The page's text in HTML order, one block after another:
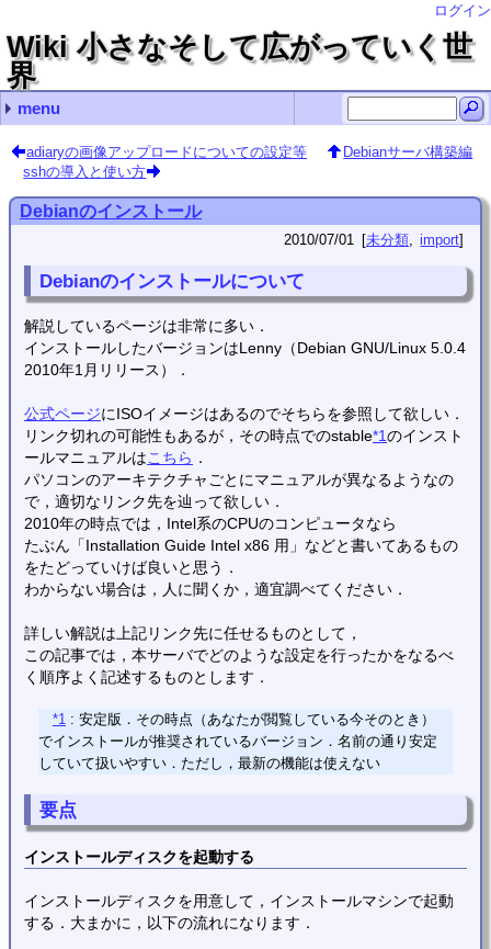
ログイン
Wiki 小さなそして広がっていく世
界
menu
最近の記事
.vimrcの記述例
画面の分割やタブの操作
nohupの使い方
exiftool（CLI付Perlライブラリ）の存在とインストール，
LaTeXで空白記号を出力する
最近のコメント
Debianサーバ構築編 name
bcで指数表示 Hirayama Hirosugu
bcで指数表示 ゴミ情報
usermod ken2kent
adiaryでTeXを使う Hirayama Hirosugu
コンテンツ
Debianに関すること
常用するようなコマンド？
Linuxの各種圧縮・展開コマンド
履歴検索いろいろ 端末でCtrl＋rとたたいた後に
nohupの使い方
管理コマンド
usermod
rsync
analog
crontab
sysv-rc-conf
find
ハードディスクの温度をDebian上で確認する（
cpufreqによるクロック周波数制御
時間制御 cronとat
シェルスクリプト
画像変換
lameでフォルダ内のwavファイルを一括変換する
Wake-on-LANの使い方
manページをPDFファイルに変換するには？
仮想端末を一時的にロックする
Debianのホームディレクトリの名前を日本語から英語に
rootにsuするとファイル名や設定ファイル内の日本語が
.bashrc編集（historyコマンドの保存行数増加とlsコマン
Debianサーバ構築編
adiary
adiaryの導入
adiaryでTeXを使う
adiaryで記事を検索する
画像・各種ファイルのUP
adiaryの画像アップロードについての設定等
Debianのインストール
sshの導入と使い方
apacheのディレクトリ一覧の文字コード指定
Debianデスクトップ構築編
Nautilusの設定
Debian LennyでUSB Audioをデフォルトにする
Debian Lennyでの動画編集
Avidemuxのメモ
Debian LennyでSE-200PCIをデフォルトにする
FirefoxをLennyにインストールする
Debianに自分でインストールしたFirefoxを更新する
プログラミング
GSLの使い方
GSLで簡単プログラミング１
GSLで簡単プログラミング2
totemのプラグインを自作？
Cのコンパイルについて
Borland C++ Compiler 5.5のインストールについて
GlibのWindowsにおけるインストールと…
クロスプラットフォーム
vim置換で改行を使う
文字数カウント
vimの簡単な使い方
vimの設定
vimのキーボードマクロ
置換で使用する正規表現の例
vimで確認しながら置換操作する
ある文字列を囲んでいる記号を別の記号に置換する
Gvimで印刷する
指定した間隔で行頭へ文字列を挿入する
ちょっと前にddで消した行を呼び出す
vimでsyntaxを追加する
vimで折畳みを使う
vimでdiffを使う
vimで行頭に一括で記号を挿入・削除
Windows版GvimでPowerShellを呼び出す．
画面の分割やタブの操作
.vimrcの記述例
GIMP
TeXdvioutのEPS表示設定
dvipdfmx(Debian)のエラー解決
TeX環境の構築
TeXの索引の書式を変更する
hyperrefは読み込ませる順番に気をつけましょう
図のcaptionを再定義する
fancyhdrでヘッダの書式指定
table環境やarray環境で行間を変更する
TeXで図をコード記述位置に強制的に出力する
dviout abort automatic font generation
TeX(LaTeX)のfigure環境で，dpiを考慮した画像幅をポ
scilab
簡単な使い方
数式をラベルに挿入
inkscape
inkscapeで数式
textextの代替
gnuplotのsvg出力でフォントを設定し，inkscapeで編
mplayer
mplayerのプレイリスト
gnuplot
gnuplotを使ってみる（実用編）
bcで指数表示
各種変換
flvファイルから音声抽出
文字コードの変換（nkfを利用して）
mp4ファイルから音声抽出
jpgをepsに変換する
ファイル名の文字コードを変更する convmv
BonTsDemuxをLinux（Debian squeeze）で使う
PNGファイルとJPGファイルをPDFファイルへ変換．
Windows関連
Windows PowerShellでファイル名を一括変更する（
回復パーティションの拡張操作（Windows10 Pro 22H2）
GNU sed をWindowsで使う
robocopyでファイルサーバにバックアップ
花子
OSの再インストール編
Excelのマクロ
Windowsのコマンドプロンプトでファイル検索
キャラ絵でCPU使用率の確認
TvRockの設定（with PT2）
dirコマンドでファイル検索をする
PDFをEPSに一括変換する
MSYSに関するメモ
自転車関連
タグ（あまり機能していません）
Linux (11)
import (112)
TeX (2)
クロスプラットフォーム (2)
vim (3)
未分類 (92)
花子 (2)
(none) (14)
adiaryの画像アップロードについての設定等
Debianサーバ構築編
sshの導入と使い方
Debianのインストール
2010/07/01 未分類 import
Debianのインストールについて
解説しているページは非常に多い．
インストールしたバージョンはLenny（Debian GNU/Linux 5.0.4
2010年1月リリース）．
公式ページにISOイメージはあるのでそちらを参照して欲しい．
リンク切れの可能性もあるが，その時点でのstable*1のインスト
ールマニュアルはこちら ．
パソコンのアーキテクチャごとにマニュアルが異なるようなの
で，適切なリンク先を辿って欲しい．
2010年の時点では，Intel系のCPUのコンピュータなら
たぶん「Installation Guide Intel x86 用」などと書いてあるもの
をたどっていけば良いと思う．
わからない場合は，人に聞くか，適宜調べてください．
詳しい解説は上記リンク先に任せるものとして，
この記事では，本サーバでどのような設定を行ったかをなるべ
く順序よく記述するものとします．
*1: 安定版．その時点（あなたが閲覧している今そのとき）
でインストールが推奨されているバージョン．名前の通り安定
していて扱いやすい．ただし，最新の機能は使えない
要点
インストールディスクを起動する
インストールディスクを用意して，インストールマシンで起動
する．大まかに，以下の流れになります．